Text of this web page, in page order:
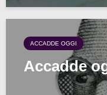
ACCADDE OGGI
Accadde